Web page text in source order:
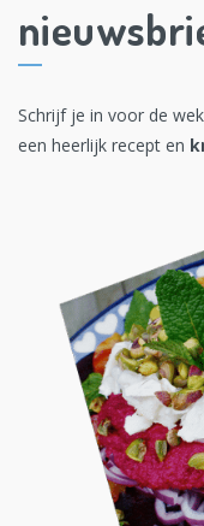
Schrijf je in voor de
een heerlijk recept en